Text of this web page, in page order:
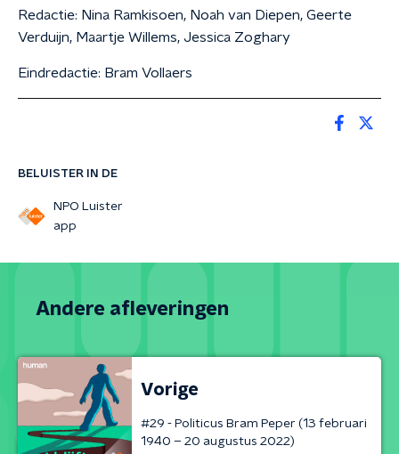
BELUISTER IN DE
NPO Luister
app
Redactie: Nina Ramkisoen, Noah van Diepen, Geerte
Verduijn, Maartje Willems, Jessica Zoghary
Eindredactie: Bram Vollaers
Andere afleveringen
Vorige
#29 - Politicus Bram Peper (13 februari
1940 – 20 augustus 2022)